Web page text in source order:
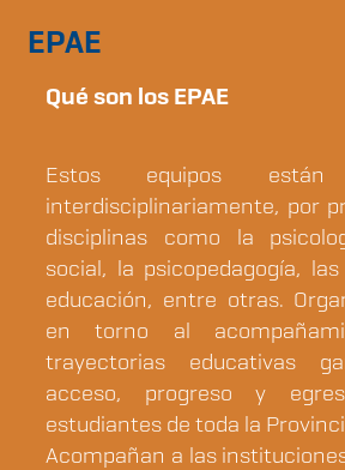
EPAE
Qué son los EPAE
Estos equipos están
interdisciplinariamente, por
disciplinas como la
social, la psicopedagogía,
educación, entre otras.
en torno al
trayectorias educativas
acceso, progreso y
estudiantes de toda la
Acompañan a las